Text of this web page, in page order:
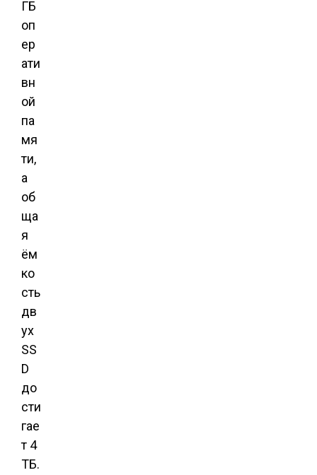
ГБ
оп
ер
ати
вн
ой
па
мя
ти,
а
об
ща
я
ём
ко
сть
дв
ух
SS
D
до
сти
гае
т 4
ТБ.